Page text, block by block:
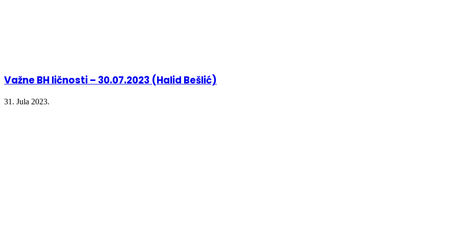
Važne BH ličnosti – 30.07.2023 (Halid Bešlić)
31. Jula 2023.